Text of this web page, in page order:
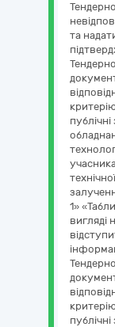
та
1»
вигляді